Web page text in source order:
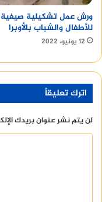
ورش عمل تشكيلية صيفية
للأطفال والشباب بالأوبرا
12 يونيو، 2022
اترك تعليقاً
لن يتم نشر عنوان بريدك